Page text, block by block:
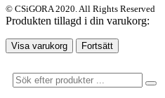
© CSiGORA 2020. All Rights Reserved
Produkten tillagd i din varukorg:
Visa varukorg Fortsätt